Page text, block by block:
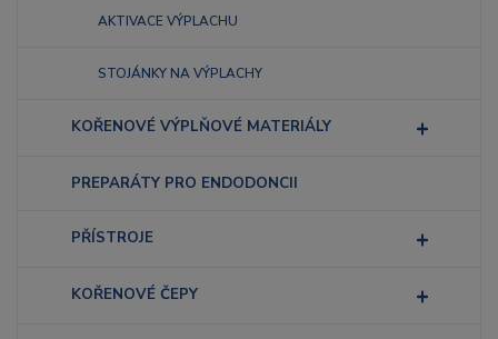
AKTIVACE VÝPLACHU
STOJÁNKY NA VÝPLACHY
KOŘENOVÉ VÝPLŇOVÉ MATERIÁLY
PREPARÁTY PRO ENDODONCII
PŘÍSTROJE
KOŘENOVÉ ČEPY